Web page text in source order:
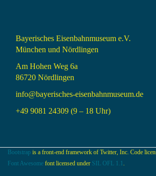
Bayerisches Eisenbahnmuseum e.V.
München und Nördlingen
Am Hohen Weg 6a
86720 Nördlingen
info@bayerisches-eisenbahnmuseum.de
+49 9081 24309 (9 – 18 Uhr)
Bootstrap is a front-end framework of Twitter, Inc. Code
Font Awesome font licensed under SIL OFL 1.1 .